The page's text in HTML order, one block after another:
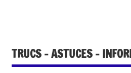
TRUCS – ASTUCES –